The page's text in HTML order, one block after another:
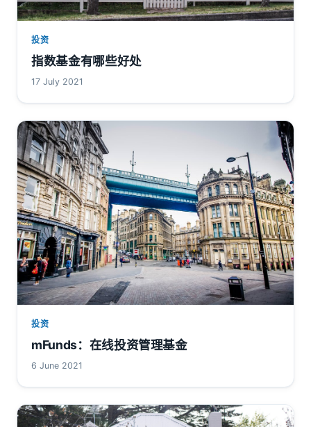
投资
指数基金有哪些好处
17 July 2021
投资
mFunds：在线投资管理基金
6 June 2021